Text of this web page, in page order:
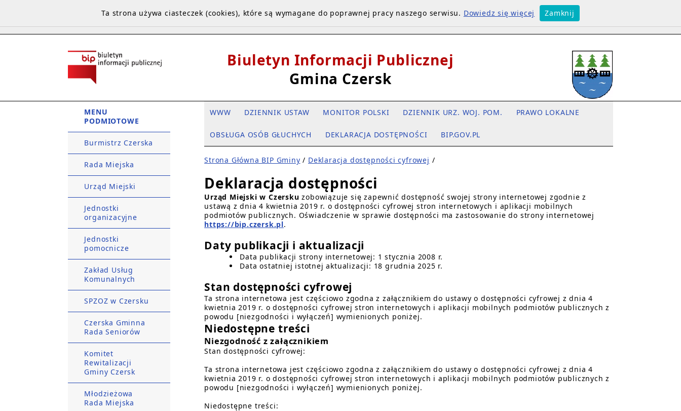
Biuletyn Informacji Publicznej
Gmina Czersk
MENU
PODMIOTOWE
Burmistrz Czerska
Rada Miejska
Urząd Miejski
Jednostki
organizacyjne
Jednostki
pomocnicze
Zakład Usług
Komunalnych
SPZOZ w Czersku
Czerska Gminna
Rada Seniorów
Komitet
Rewitalizacji
Gminy Czersk
Młodzieżowa
Rada Miejska
WWW DZIENNIK USTAW MONITOR POLSKI DZIENNIK URZ. WOJ. POM. PRAWO LOKALNE
OBSŁUGA OSÓB GŁUCHYCH DEKLARACJA DOSTĘPNOŚCI BIP.GOV.PL
Strona Główna BIP Gminy / Deklaracja dostępności cyfrowej /
Deklaracja dostępności
Urząd Miejski w Czersku zobowiązuje się zapewnić dostępność swojej strony internetowej zgodnie z
ustawą z dnia 4 kwietnia 2019 r. o dostępności cyfrowej stron internetowych i aplikacji mobilnych
podmiotów publicznych. Oświadczenie w sprawie dostępności ma zastosowanie do strony internetowej
https://bip.czersk.pl.
Daty publikacji i aktualizacji
Data publikacji strony internetowej: 1 stycznia 2008 r.
Data ostatniej istotnej aktualizacji: 18 grudnia 2025 r.
Stan dostępności cyfrowej
Ta strona internetowa jest częściowo zgodna z załącznikiem do ustawy o dostępności cyfrowej z dnia 4
kwietnia 2019 r. o dostępności cyfrowej stron internetowych i aplikacji mobilnych podmiotów publicznych z
powodu [niezgodności i wyłączeń] wymienionych poniżej.
Niedostępne treści
Niezgodność z załącznikiem
Stan dostępności cyfrowej:
Ta strona internetowa jest częściowo zgodna z załącznikiem do ustawy o dostępności cyfrowej z dnia 4
kwietnia 2019 r. o dostępności cyfrowej stron internetowych i aplikacji mobilnych podmiotów publicznych z
powodu [niezgodności i wyłączeń] wymienionych poniżej.
Niedostępne treści:
Ta strona używa ciasteczek (cookies), które są wymagane do poprawnej pracy naszego serwisu. Dowiedz się więcej Zamknij